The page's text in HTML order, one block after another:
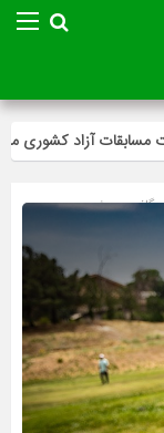
آزاد کشوری
گلف»ویژه